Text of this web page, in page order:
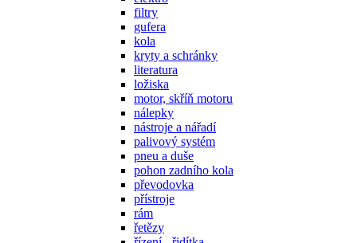
filtry
gufera
kola
kryty a schránky
literatura
ložiska
motor, skříň motoru
nálepky
nástroje a nářadí
palivový systém
pneu a duše
pohon zadního kola
převodovka
přístroje
rám
řetězy